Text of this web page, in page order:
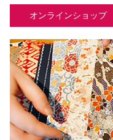
オンラインショップ